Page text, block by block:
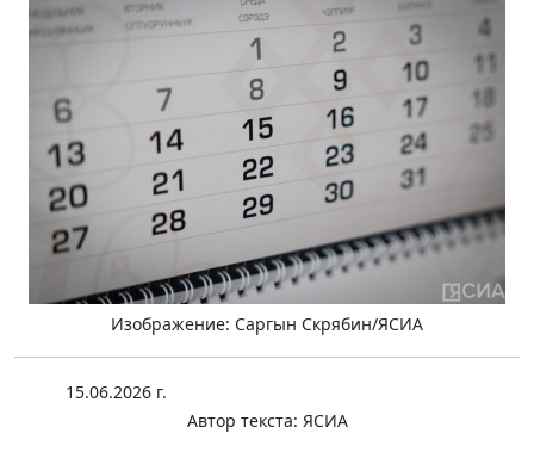
Изображение: Саргын Скрябин/ЯСИА
15.06.2026 г.
Автор текста: ЯСИА